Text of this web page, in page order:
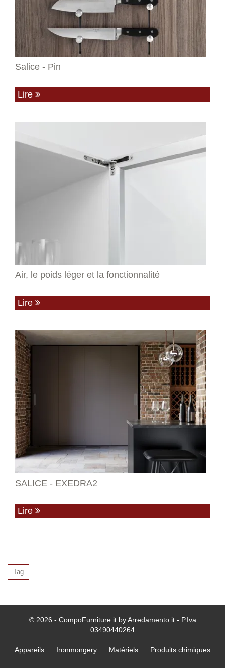
Salice - Pin
Lire
Air, le poids léger et la fonctionnalité
Lire
SALICE - EXEDRA2
Lire
Tag
© 2026 - CompoFurniture.it by Arredamento.it - P.Iva
03490440264
Appareils Ironmongery Matériels Produits chimiques